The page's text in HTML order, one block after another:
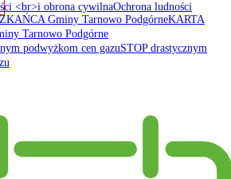
Ochrona ludności
KARTA
Tarnowo Podgórne
STOP drastycznym